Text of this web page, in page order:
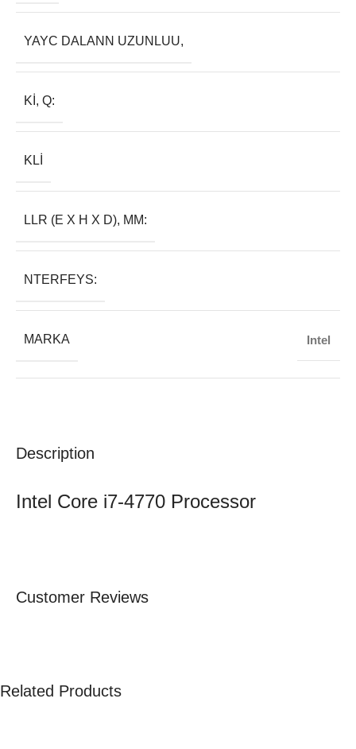
Description
Intel Core i7-4770 Processor
YAYC DALANN UZUNLUU,
KI, Q:
KLI
LLR (E X H X D), MM:
NTERFEYS:
MARKA Intel
Customer Reviews
Related Products